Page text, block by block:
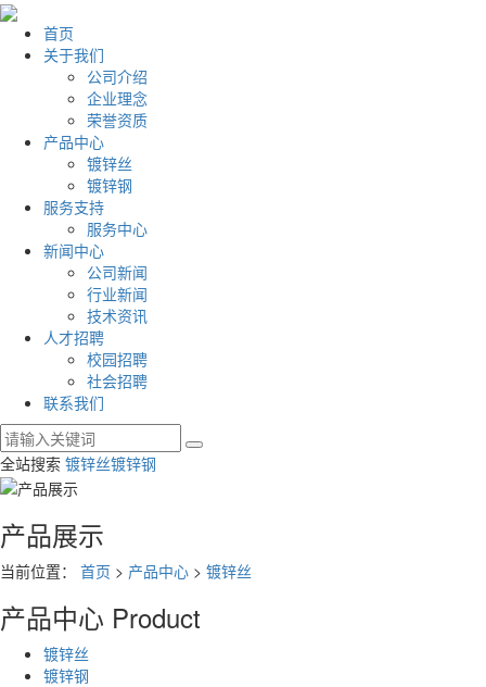
首页
关于我们
公司介绍
企业理念
荣誉资质
产品中心
镀锌丝
镀锌钢
服务支持
服务中心
新闻中心
公司新闻
行业新闻
技术资讯
人才招聘
校园招聘
社会招聘
联系我们
全站搜索 镀锌丝镀锌钢
产品展示
当前位置： 首页 > 产品中心 > 镀锌丝
产品中心 Product
镀锌丝
镀锌钢